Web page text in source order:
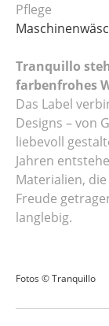
Pflege
Tranquillo
farbenfrohes
Das Label
Designs – von
liebevoll
Jahren
Materialien,
Freude
langlebig.
Fotos © Tranquillo